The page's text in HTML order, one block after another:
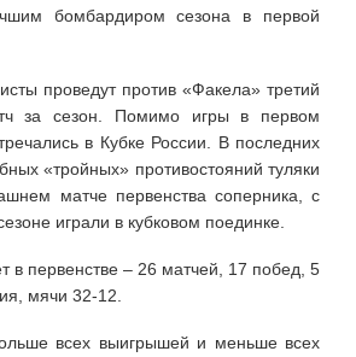
бомбардиром сезона в первой
проведут против «Факела» третий
за сезон. Помимо игры в первом
в Кубке России. В последних
«тройных» противостояний туляки
матче первенства соперника, с
играли в кубковом поединке.
в первенстве – 26 матчей, 17 побед, 5
мячи 32-12.
всех выигрышей и меньше всех